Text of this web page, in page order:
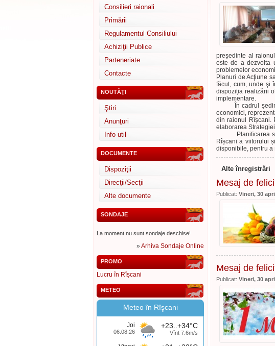
Consilieri raionali
Primării
Regulamentul Consiliului
Achiziţii Publice
Parteneriate
Contacte
NOUTĂŢI
Ştiri
Anunţuri
Info util
DOCUMENTE
Dispoziţii
Direcţii/Secţii
Alte documente
SONDAJE
La moment nu sunt sondaje deschise!
»Arhiva Sondaje Online
PROMO
Lucru în Rîșcani
METEO
Meteo în Rîşcani
Joi
06.08.26
+23..+34°C
Vînt 7.6m/s
președinte al
este de a dezvolta
problemelor
Planuri de Acţiune
făcut, cum, unde şi
dispoziția realizării
implementare.
În cadrul ședinței
economici,
din raionul Rîșcani.
elaborarea
Planificarea
Rîșcani a viitorului
disponibile, pentru
Alte înregistrări
Mesaj de
Publicat: Vineri, 30
Mesaj de
Publicat: Vineri, 30